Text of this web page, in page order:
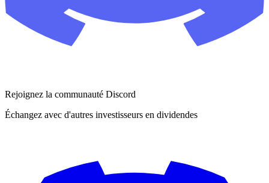
Rejoignez la communauté Discord
Échangez avec d'autres investisseurs en dividendes